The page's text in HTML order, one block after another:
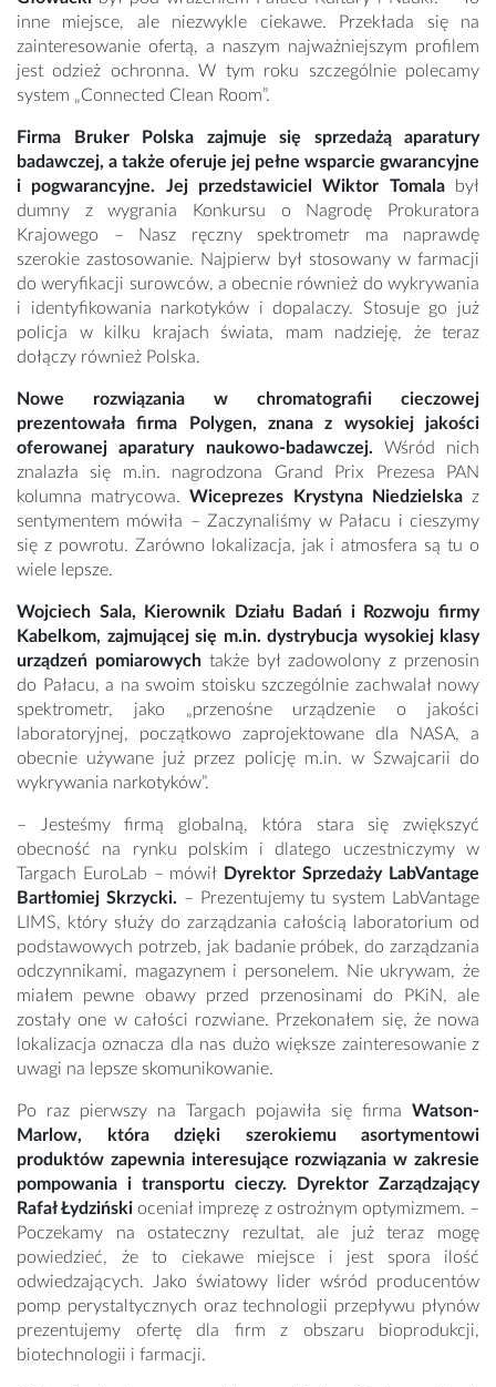
inne miejsce, ale niezwykle ciekawe. Przekłada się na
zainteresowanie ofertą, a naszym najważniejszym profilem
jest odzież ochronna. W tym roku szczególnie polecamy
system „Connected Clean Room”.
Firma Bruker Polska zajmuje się sprzedażą aparatury
badawczej, a także oferuje jej pełne wsparcie gwarancyjne
i pogwarancyjne. Jej przedstawiciel Wiktor Tomala
był
dumny z wygrania Konkursu o Nagrodę Prokuratora
Krajowego – Nasz ręczny spektrometr ma naprawdę
szerokie zastosowanie. Najpierw był stosowany w farmacji
do weryfikacji surowców, a obecnie również do wykrywania
i identyfikowania narkotyków i dopalaczy. Stosuje go już
policja w kilku krajach świata, mam nadzieję, że teraz
dołączy również Polska.
Nowe rozwiązania w chromatografii cieczowej
prezentowała firma Polygen, znana z wysokiej jakości
oferowanej aparatury naukowo-badawczej. Wśród nich
znalazła się m.in. nagrodzona Grand Prix Prezesa PAN
kolumna matrycowa.Wiceprezes Krystyna Niedzielskaz
sentymentem mówiła – Zaczynaliśmy w Pałacu i cieszymy
się z powrotu. Zarówno lokalizacja, jak i atmosfera są tu o
wiele lepsze.
Wojciech Sala, Kierownik Działu Badań i Rozwoju firmy
Kabelkom, zajmującej się m.in. dystrybucja wysokiej klasy
urządzeń pomiarowych także był zadowolony z przenosin
do Pałacu, a na swoim stoisku szczególnie zachwalał nowy
spektrometr, jako „przenośne urządzenie o jakości
laboratoryjnej, początkowo zaprojektowane dla NASA, a
obecnie używane już przez policję m.in. w Szwajcarii do
wykrywania narkotyków”.
– Jesteśmy firmą globalną, która stara się zwiększyć
obecność na rynku polskim i dlatego uczestniczymy w
Targach EuroLab – mówił Dyrektor Sprzedaży LabVantage
Bartłomiej Skrzycki. – Prezentujemy tu system LabVantage
LIMS, który służy do zarządzania całością laboratorium od
podstawowych potrzeb, jak badanie próbek, do zarządzania
odczynnikami, magazynem i personelem. Nie ukrywam, że
miałem pewne obawy przed przenosinami do PKiN, ale
zostały one w całości rozwiane. Przekonałem się, że nowa
lokalizacja oznacza dla nas dużo większe zainteresowanie z
uwagi na lepsze skomunikowanie.
Po raz pierwszy na Targach pojawiła się firma Watson-
Marlow, która dzięki szerokiemu asortymentowi
produktów zapewnia interesujące rozwiązania w zakresie
pompowania i transportu cieczy. Dyrektor Zarządzający
Rafał Łydzińskioceniał imprezę z ostrożnym optymizmem. –
Poczekamy na ostateczny rezultat, ale już teraz mogę
powiedzieć, że to ciekawe miejsce i jest spora ilość
odwiedzających. Jako światowy lider wśród producentów
pomp perystaltycznych oraz technologii przepływu płynów
prezentujemy ofertę dla firm z obszaru bioprodukcji,
biotechnologii i farmacji.